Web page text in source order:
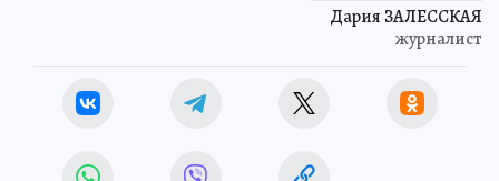
Дария ЗАЛЕССКАЯ
журналист